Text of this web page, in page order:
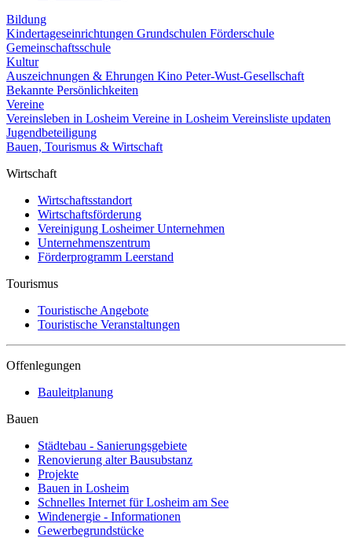
Bildung
Kindertageseinrichtungen Grundschulen Förderschule
Gemeinschaftsschule
Kultur
Auszeichnungen & Ehrungen Kino Peter-Wust-Gesellschaft
Bekannte Persönlichkeiten
Vereine
Vereinsleben in Losheim Vereine in Losheim Vereinsliste updaten
Jugendbeteiligung
Bauen, Tourismus & Wirtschaft
Wirtschaft
Wirtschaftsstandort
Wirtschaftsförderung
Vereinigung Losheimer Unternehmen
Unternehmenszentrum
Förderprogramm Leerstand
Tourismus
Touristische Angebote
Touristische Veranstaltungen
Offenlegungen
Bauleitplanung
Bauen
Städtebau - Sanierungsgebiete
Renovierung alter Bausubstanz
Projekte
Bauen in Losheim
Schnelles Internet für Losheim am See
Windenergie - Informationen
Gewerbegrundstücke